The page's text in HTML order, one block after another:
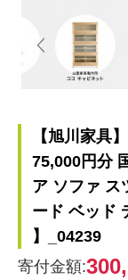
【旭川家具
75,000円分
ア ソファ ス
ード ベッド
】_04239
寄付金額: